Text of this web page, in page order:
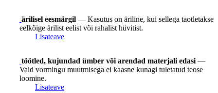
ärilisel eesmärgil — Kasutus on äriline, kui sellega taotletakse
eelkõige ärilist eelist või rahalist hüvitist.
Lisateave
töötled, kujundad ümber või arendad materjali edasi —
Vaid vormingu muutmisega ei kaasne kunagi tuletatud teose
loomine.
Lisateave